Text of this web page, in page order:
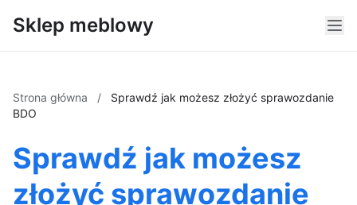
Sklep meblowy
Strona główna /
Sprawdź jak możesz złożyć sprawozdanie
BDO
Sprawdź jak możesz
złożyć sprawozdanie